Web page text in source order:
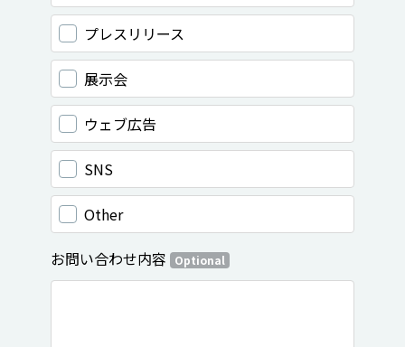
プレスリリース
展示会
ウェブ広告
SNS
Other
お問い合わせ内容 Optional